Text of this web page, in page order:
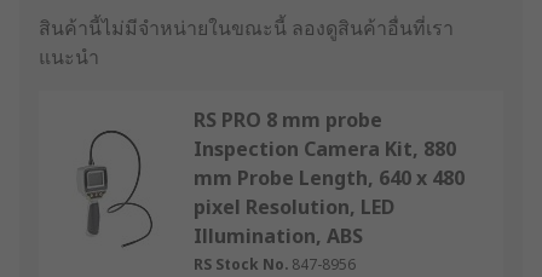
สินค้านี้ไม่มีจำหน่ายในขณะนี้ ลองดูสินค้าอื่นที่เรา
แนะนำ
RS PRO 8 mm probe
Inspection Camera Kit, 880
mm Probe Length, 640 x 480
pixel Resolution, LED
Illumination, ABS
RS Stock No. 847-8956